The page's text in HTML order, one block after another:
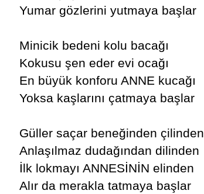
Yumar gözlerini yutmaya başlar
Minicik bedeni kolu bacağı
Kokusu şen eder evi ocağı
En büyük konforu ANNE kucağı
Yoksa kaşlarını çatmaya başlar
Güller saçar beneğinden çilinden
Anlaşılmaz dudağından dilinden
İlk lokmayı ANNESİNİN elinden
Alır da merakla tatmaya başlar